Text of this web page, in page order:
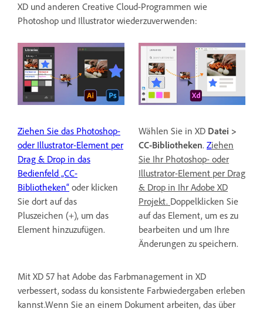
XD und anderen Creative Cloud-Programmen wie
Photoshop und Illustrator wiederzuverwenden:
Ziehen Sie das Photoshop-
oder Illustrator-Element per
Drag & Drop in das
Bedienfeld „CC-
Bibliotheken“ oder klicken
Sie dort auf das
Pluszeichen (+), um das
Element hinzuzufügen.
Wählen Sie in XD Datei >
CC-Bibliotheken. Ziehen
Sie Ihr Photoshop- oder
Illustrator-Element per Drag
& Drop in Ihr Adobe XD
Projekt. Doppelklicken Sie
auf das Element, um es zu
bearbeiten und um Ihre
Änderungen zu speichern.
Mit XD 57 hat Adobe das Farbmanagement in XD
verbessert, sodass du konsistente Farbwiedergaben erleben
kannst.Wenn Sie an einem Dokument arbeiten, das über